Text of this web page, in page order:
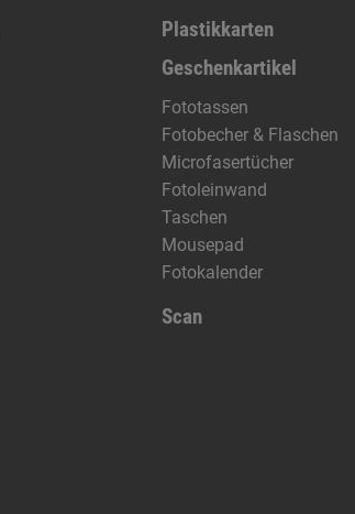
Plastikkarten
Geschenkartikel
Fototassen
Fotobecher & Flaschen
Microfasertücher
Fotoleinwand
Taschen
Mousepad
Fotokalender
Scan